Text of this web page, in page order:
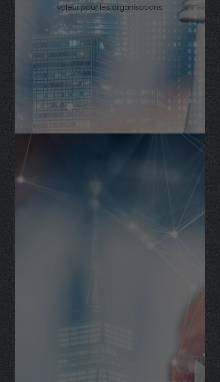
valeur pour les organisations.